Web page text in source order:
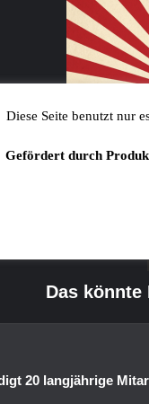
Das
20 langjährige
Diese Seite benutzt nur
Gefördert durch